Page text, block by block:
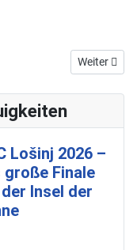
große Finale auf der Insel
Nächster
Weiter
Lošinj 2026 –
große Finale
Insel der